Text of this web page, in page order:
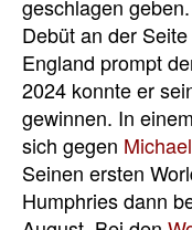
geschlagen
Debüt an der
England prompt
2024 konnte er
gewinnen. In
sich gegen
Seinen ersten
Humphries dann